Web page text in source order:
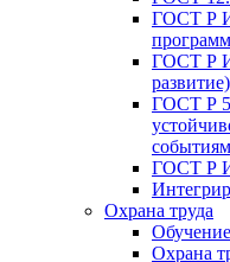
ГОСТ Р
ГОСТ Р
развитие)
ГОСТ Р
ГОСТ Р
Охрана труда
Охрана